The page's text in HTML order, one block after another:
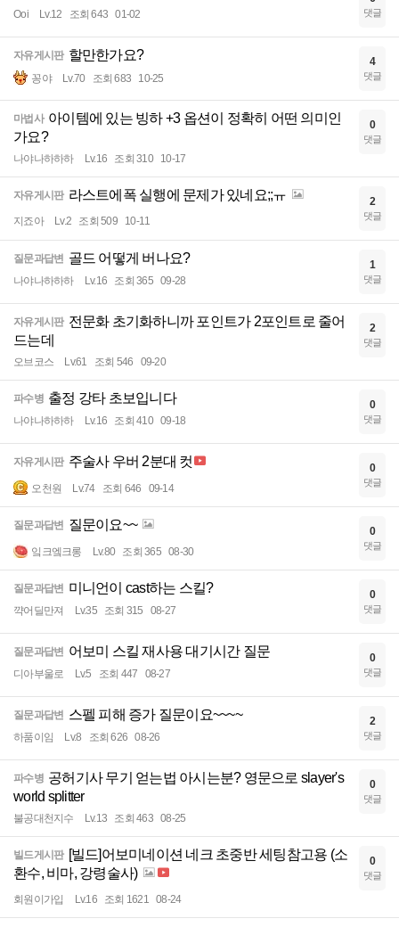
Ooi Lv.12 조회 643 01-02 댓글
자유게시판 할만한가요?
꽁야 Lv.70 조회 683 10-25
4
댓글
마법사 아이템에 있는 빙하 +3 옵션이 정확히 어떤 의미인
가요?
나야나하하하 Lv.16 조회 310 10-17
0
댓글
자유게시판 라스트에폭 실행에 문제가 있네요;;ㅠ
지죠아 Lv.2 조회 509 10-11
2
댓글
질문과답변 골드 어떻게 버나요?
나야나하하하 Lv.16 조회 365 09-28
1
댓글
자유게시판 전문화 초기화하니까 포인트가 2포인트로 줄어
드는데
오브코스 Lv.61 조회 546 09-20
2
댓글
파수병 출정 강타 초보입니다
나야나하하하 Lv.16 조회 410 09-18
0
댓글
자유게시판 주술사 우버 2분대 컷
오천원 Lv.74 조회 646 09-14
0
댓글
질문과답변 질문이요~~
잌크엨크롱 Lv.80 조회 365 08-30
0
댓글
질문과답변 미니언이 cast하는 스킬?
꺅어딜만져 Lv.35 조회 315 08-27
0
댓글
질문과답변 어보미 스킬 재사용 대기시간 질문
디아부울로 Lv.5 조회 447 08-27
0
댓글
질문과답변 스펠 피해 증가 질문이요~~~~
하품이임 Lv.8 조회 626 08-26
2
댓글
파수병 공허기사 무기 얻는법 아시는분? 영문으로 slayer's
world splitter
불공대천지수 Lv.13 조회 463 08-25
0
댓글
빌드게시판 [빌드]어보미네이션 네크 초중반 세팅참고용 (소
환수, 비마, 강령술사)
회원이가입 Lv.16 조회 1621 08-24
0
댓글